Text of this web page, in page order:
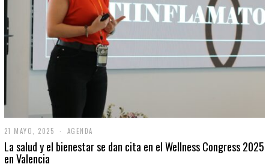
21 MAYO, 2025
1
M
AGENDA
La salud y el bienestar se dan cita en el Wellness Congress 2025
en Valencia